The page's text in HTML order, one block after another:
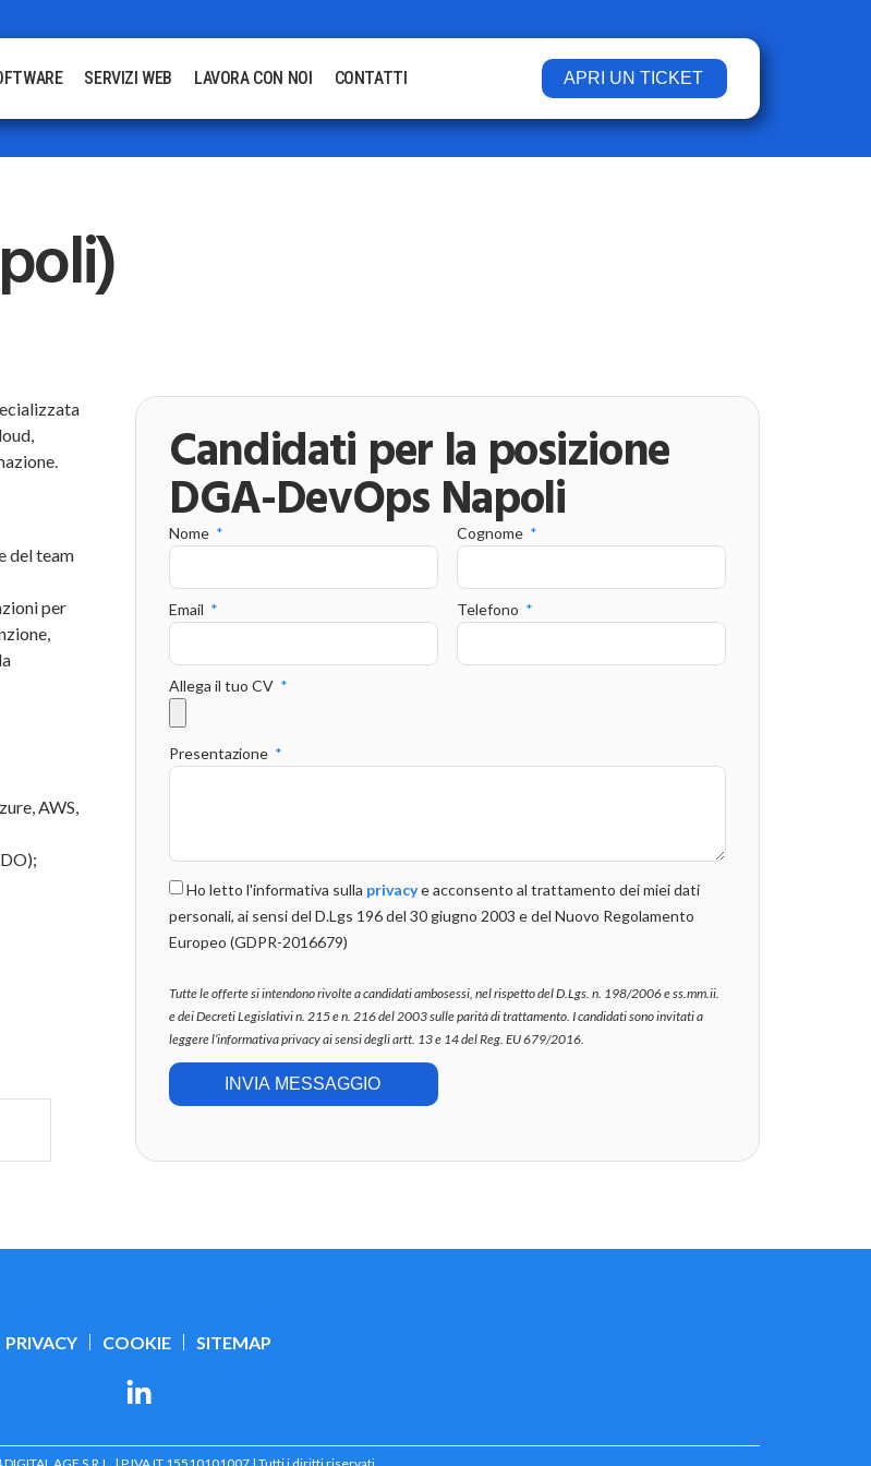
SERVIZI WEB LAVORA CON NOI CONTATTI APRI UN TICKET
del team
per
AWS,
Candidati per la posizione
DGA-DevOps Napoli
Nome Cognome
Email Telefono
Allega il tuo CV
Presentazione
Ho letto l'informativa sulla privacye acconsento al trattamento dei miei dati
personali, ai sensi del D.Lgs 196 del 30 giugno 2003 e del Nuovo Regolamento
Europeo (GDPR-2016679)
Tutte le offerte si intendono rivolte a candidati ambosessi, nel rispetto del D.Lgs. n. 198/2006 e ss.mm.ii.
e dei Decreti Legislativi n. 215 e n. 216 del 2003 sulle parità di trattamento. I candidati sono invitati a
leggere l’informativa privacy ai sensi degli artt. 13 e 14 del Reg. EU 679/2016.
INVIA MESSAGGIO
PRIVACY COOKIE SITEMAP